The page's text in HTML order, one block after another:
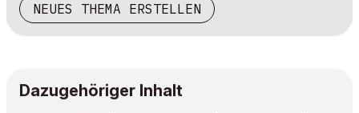
NEUES THEMA ERSTELLEN
Dazugehöriger Inhalt